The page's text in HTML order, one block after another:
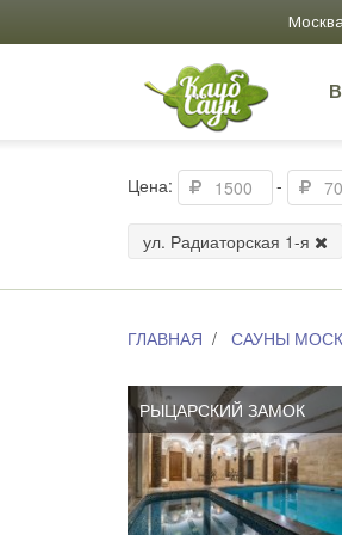
Цена: -
ул. Радиаторская 1-я
ГЛАВНАЯ САУНЫ
РЫЦАРСКИЙ ЗАМОК